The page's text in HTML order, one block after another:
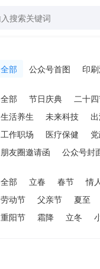
全部 公众号首图 印
全部 节日庆典
二十
生活养生
未来科技
工作职场
医疗保健
朋友圈邀请函
公众号封
全部 立春 春节
情
劳动节
父亲节
夏至
重阳节
霜降 立冬